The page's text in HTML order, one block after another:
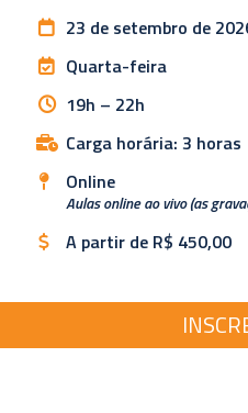
23 de setembro de
Quarta-feira
19h – 22h
Carga horária: 3 horas
Online
Aulas online ao vivo (as
A partir de R$ 450,00